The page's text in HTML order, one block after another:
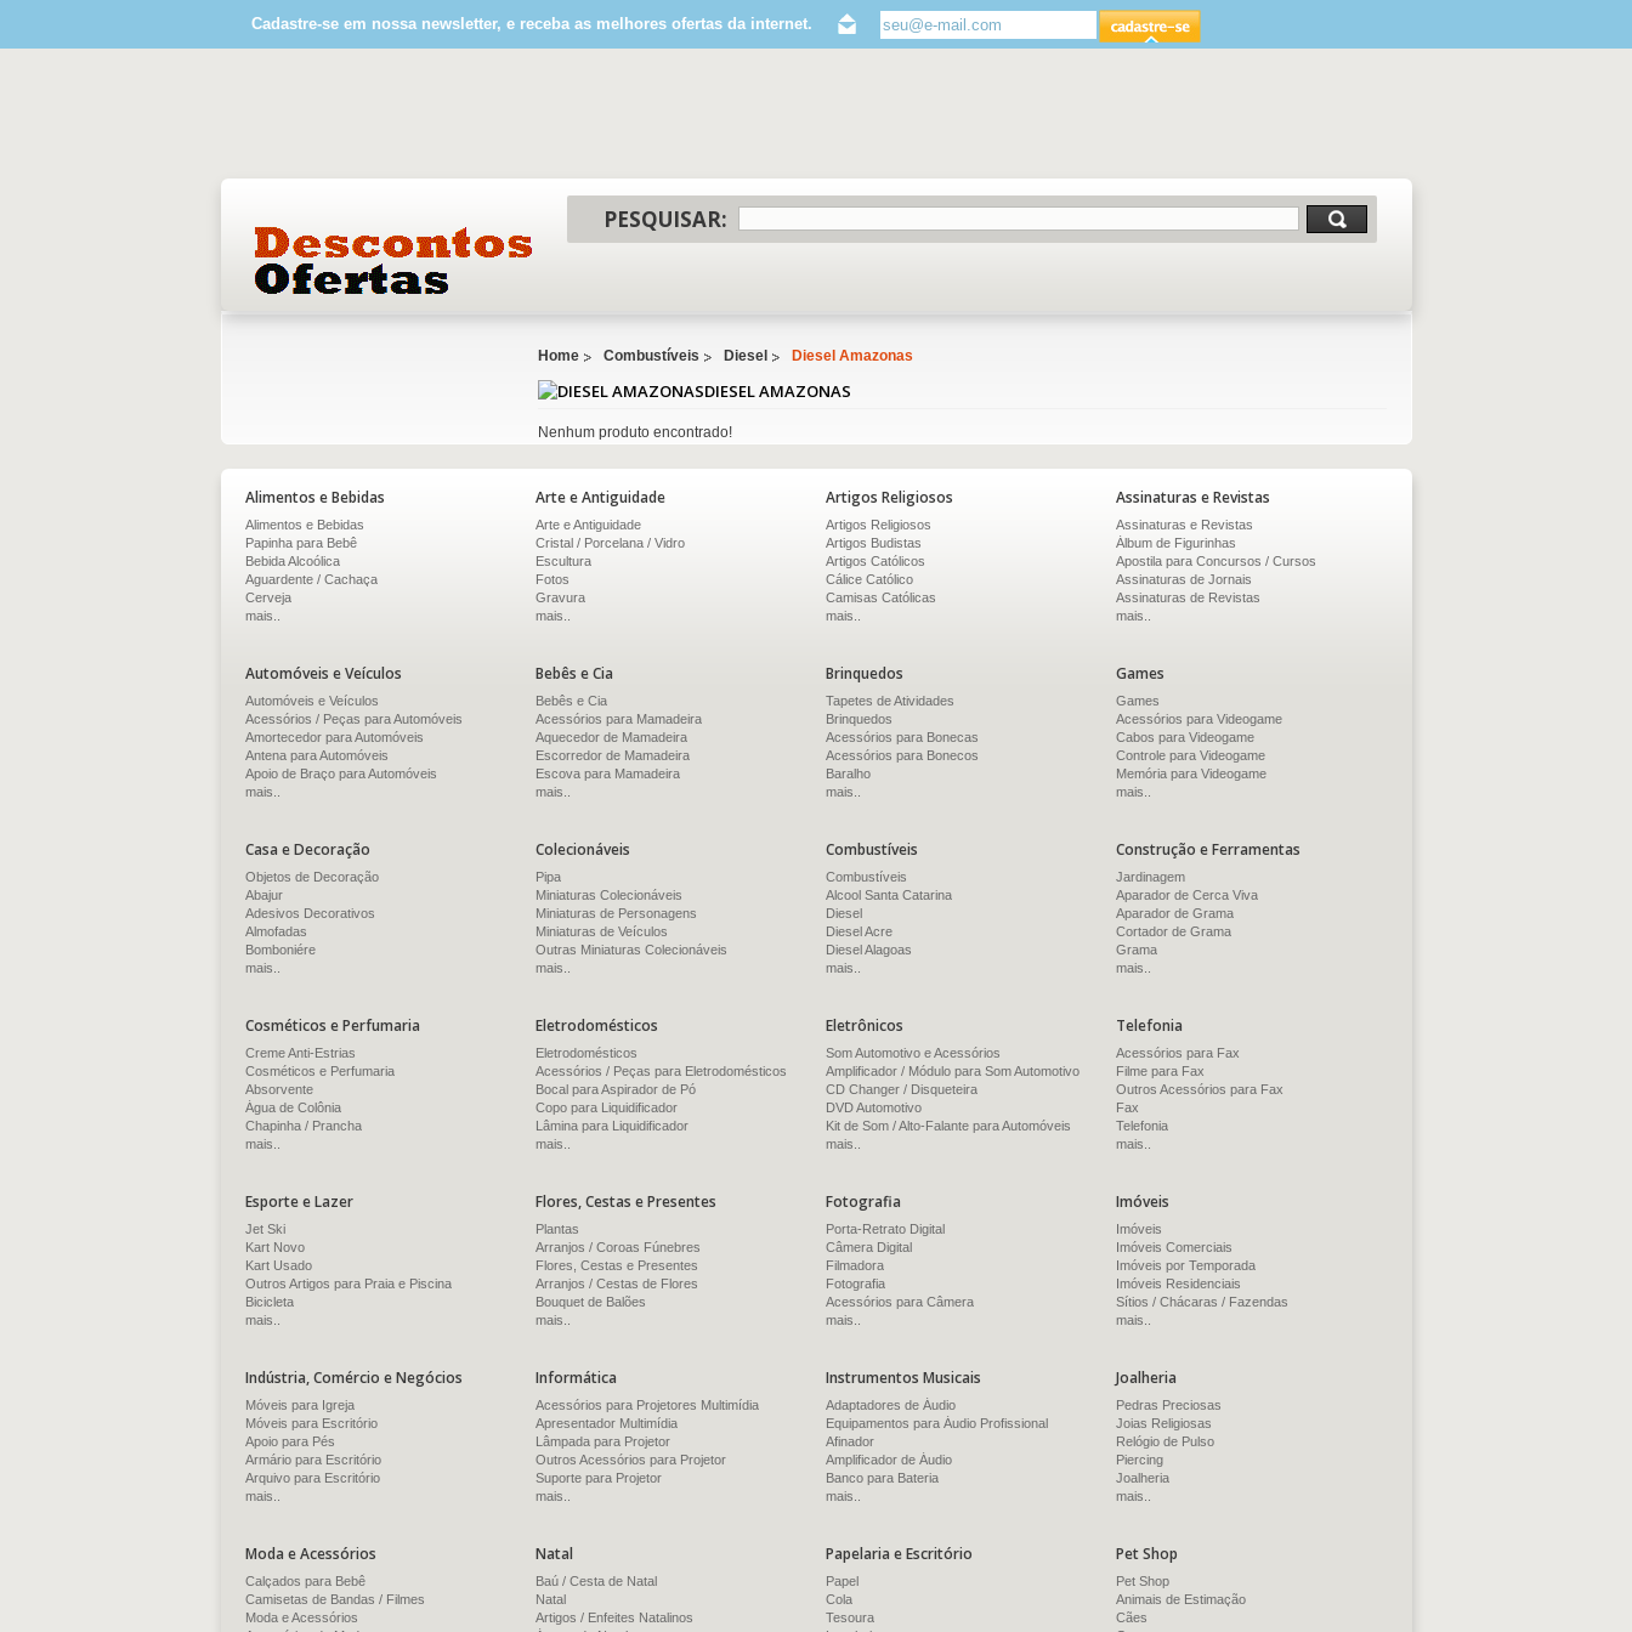
Cadastre-se em nossa newsletter, e receba as melhores ofertas da internet.
PESQUISAR:
Home Combustíveis Diesel Diesel Amazonas
DIESEL AMAZONAS
Nenhum produto encontrado!
Alimentos e Bebidas
Alimentos e Bebidas
Papinha para Bebê
Bebida Alcoólica
Aguardente / Cachaça
Cerveja
mais..
Arte e Antiguidade
Arte e Antiguidade
Cristal / Porcelana / Vidro
Escultura
Fotos
Gravura
mais..
Artigos Religiosos
Artigos Religiosos
Artigos Budistas
Artigos Católicos
Cálice Católico
Camisas Católicas
mais..
Assinaturas e Revistas
Assinaturas e Revistas
Álbum de Figurinhas
Apostila para Concursos / Cursos
Assinaturas de Jornais
Assinaturas de Revistas
mais..
Automóveis e Veículos
Automóveis e Veículos
Acessórios / Peças para Automóveis
Amortecedor para Automóveis
Antena para Automóveis
Apoio de Braço para Automóveis
mais..
Bebês e Cia
Bebês e Cia
Acessórios para Mamadeira
Aquecedor de Mamadeira
Escorredor de Mamadeira
Escova para Mamadeira
mais..
Brinquedos
Tapetes de Atividades
Brinquedos
Acessórios para Bonecas
Acessórios para Bonecos
Baralho
mais..
Games
Games
Acessórios para Videogame
Cabos para Videogame
Controle para Videogame
Memória para Videogame
mais..
Casa e Decoração
Objetos de Decoração
Abajur
Adesivos Decorativos
Almofadas
Bomboniére
mais..
Colecionáveis
Pipa
Miniaturas Colecionáveis
Miniaturas de Personagens
Miniaturas de Veículos
Outras Miniaturas Colecionáveis
mais..
Combustíveis
Combustíveis
Alcool Santa Catarina
Diesel
Diesel Acre
Diesel Alagoas
mais..
Construção e Ferramentas
Jardinagem
Aparador de Cerca Viva
Aparador de Grama
Cortador de Grama
Grama
mais..
Cosméticos e Perfumaria
Creme Anti-Estrias
Cosméticos e Perfumaria
Absorvente
Água de Colônia
Chapinha / Prancha
mais..
Eletrodomésticos
Eletrodomésticos
Acessórios / Peças para Eletrodomésticos
Bocal para Aspirador de Pó
Copo para Liquidificador
Lâmina para Liquidificador
mais..
Eletrônicos
Som Automotivo e Acessórios
Amplificador / Módulo para Som Automotivo
CD Changer / Disqueteira
DVD Automotivo
Kit de Som / Alto-Falante para Automóveis
mais..
Telefonia
Acessórios para Fax
Filme para Fax
Outros Acessórios para Fax
Fax
Telefonia
mais..
Esporte e Lazer
Jet Ski
Kart Novo
Kart Usado
Outros Artigos para Praia e Piscina
Bicicleta
mais..
Flores, Cestas e Presentes
Plantas
Arranjos / Coroas Fúnebres
Flores, Cestas e Presentes
Arranjos / Cestas de Flores
Bouquet de Balões
mais..
Fotografia
Porta-Retrato Digital
Câmera Digital
Filmadora
Fotografia
Acessórios para Câmera
mais..
Imóveis
Imóveis
Imóveis Comerciais
Imóveis por Temporada
Imóveis Residenciais
Sítios / Chácaras / Fazendas
mais..
Indústria, Comércio e Negócios
Móveis para Igreja
Móveis para Escritório
Apoio para Pés
Armário para Escritório
Arquivo para Escritório
mais..
Informática
Acessórios para Projetores Multimídia
Apresentador Multimídia
Lâmpada para Projetor
Outros Acessórios para Projetor
Suporte para Projetor
mais..
Instrumentos Musicais
Adaptadores de Áudio
Equipamentos para Áudio Profissional
Afinador
Amplificador de Áudio
Banco para Bateria
mais..
Joalheria
Pedras Preciosas
Joias Religiosas
Relógio de Pulso
Piercing
Joalheria
mais..
Moda e Acessórios
Calçados para Bebê
Camisetas de Bandas / Filmes
Moda e Acessórios
Natal
Baú / Cesta de Natal
Natal
Artigos / Enfeites Natalinos
Papelaria e Escritório
Papel
Cola
Tesoura
Pet Shop
Pet Shop
Animais de Estimação
Cães